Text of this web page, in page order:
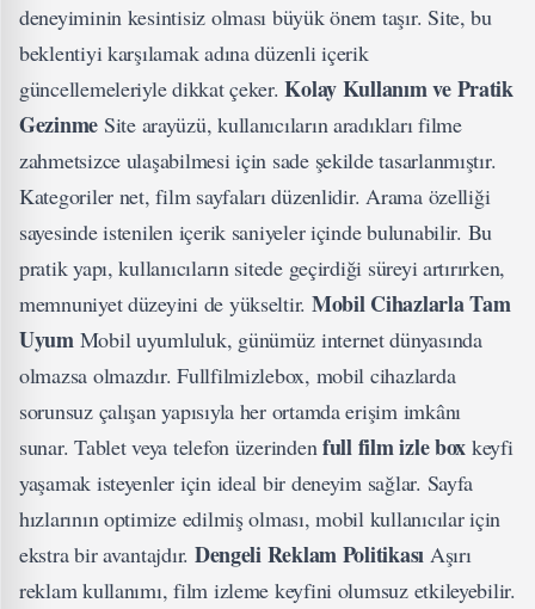
deneyiminin kesintisiz olması büyük önem taşır. Site, bu
beklentiyi karşılamak adına düzenli içerik
güncellemeleriyle dikkat çeker.Kolay Kullanım ve Pratik
Gezinme Site arayüzü, kullanıcıların aradıkları filme
zahmetsizce ulaşabilmesi için sade şekilde tasarlanmıştır.
Kategoriler net, film sayfaları düzenlidir. Arama özelliği
sayesinde istenilen içerik saniyeler içinde bulunabilir. Bu
pratik yapı, kullanıcıların sitede geçirdiği süreyi artırırken,
memnuniyet düzeyini de yükseltir. Mobil Cihazlarla Tam
UyumMobil uyumluluk, günümüz internet dünyasında
olmazsa olmazdır. Fullfilmizlebox, mobil cihazlarda
sorunsuz çalışan yapısıyla her ortamda erişim imkânı
sunar. Tablet veya telefon üzerindenfull film izle box keyfi
yaşamak isteyenler için ideal bir deneyim sağlar. Sayfa
hızlarının optimize edilmiş olması, mobil kullanıcılar için
ekstra bir avantajdır. Dengeli Reklam Politikası Aşırı
reklam kullanımı, film izleme keyfini olumsuz etkileyebilir.